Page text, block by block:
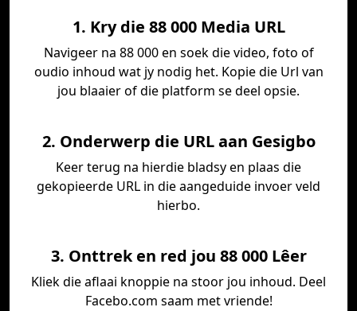
1. Kry die 88 000 Media URL
Navigeer na 88 000 en soek die video, foto of
oudio inhoud wat jy nodig het. Kopie die Url van
jou blaaier of die platform se deel opsie.
2. Onderwerp die URL aan Gesigbo
Keer terug na hierdie bladsy en plaas die
gekopieerde URL in die aangeduide invoer veld
hierbo.
3. Onttrek en red jou 88 000 Lêer
Kliek die aflaai knoppie na stoor jou inhoud. Deel
Facebo.com saam met vriende!